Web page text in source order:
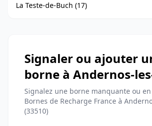
La Teste-de-Buch (17)
Signaler ou ajouter
borne à Andernos-
Signalez une borne manquante ou
Bornes de Recharge France à
(33510)